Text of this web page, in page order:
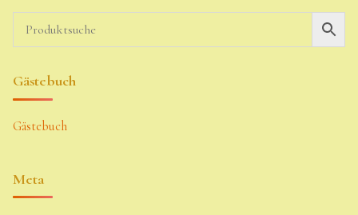
Gästebuch
Gästebuch
Meta